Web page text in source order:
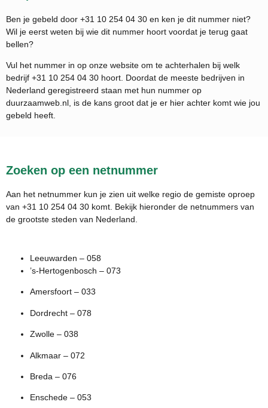
Ben je gebeld door +31 10 254 04 30 en ken je dit nummer niet?
Wil je eerst weten bij wie dit nummer hoort voordat je terug gaat
bellen?
Vul het nummer in op onze website om te achterhalen bij welk
bedrijf +31 10 254 04 30 hoort. Doordat de meeste bedrijven in
Nederland geregistreerd staan met hun nummer op
duurzaamweb.nl, is de kans groot dat je er hier achter komt wie jou
gebeld heeft.
Zoeken op een netnummer
Aan het netnummer kun je zien uit welke regio de gemiste oproep
van +31 10 254 04 30 komt. Bekijk hieronder de netnummers van
de grootste steden van Nederland.
Leeuwarden – 058
’s-Hertogenbosch – 073
Amersfoort – 033
Dordrecht – 078
Zwolle – 038
Alkmaar – 072
Breda – 076
Enschede – 053